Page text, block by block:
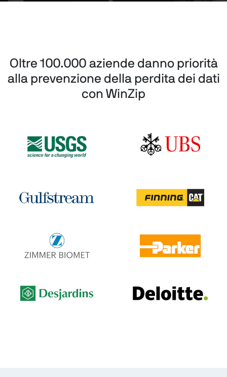
Oltre 100.000 aziende danno priorità
alla prevenzione della perdita dei dati
con WinZip